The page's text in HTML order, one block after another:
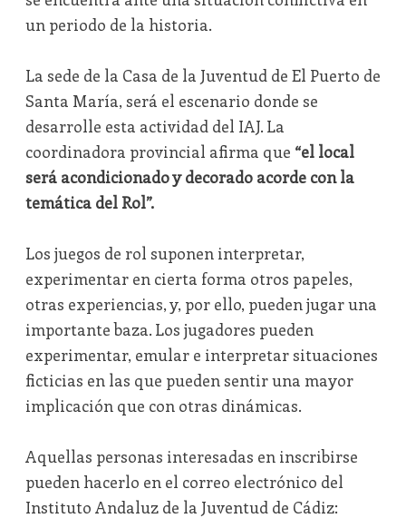
un periodo de la historia.
La sede de la Casa de la Juventud de El Puerto de
Santa María, será el escenario donde se
desarrolle esta actividad del IAJ. La
coordinadora provincial afirma que “el local
será acondicionado y decorado acorde con la
temática del Rol”.
Los juegos de rol suponen interpretar,
experimentar en cierta forma otros papeles,
otras experiencias, y, por ello, pueden jugar una
importante baza. Los jugadores pueden
experimentar, emular e interpretar situaciones
ficticias en las que pueden sentir una mayor
implicación que con otras dinámicas.
Aquellas personas interesadas en inscribirse
pueden hacerlo en el correo electrónico del
Instituto Andaluz de la Juventud de Cádiz: